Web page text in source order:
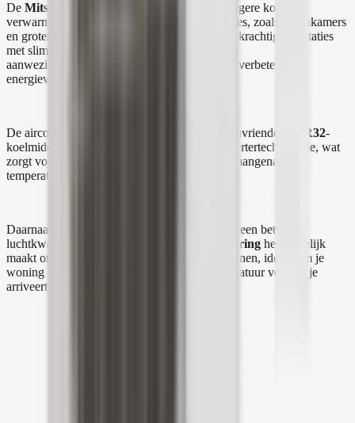
De Mitsubishi Electric
airco biedt een krachtigere koel- en
verwarmingsoplossing voor middelgrote ruimtes, zoals woonkamers
en grotere slaapkamers. Dit model combineert krachtige prestaties
met slimme functies zoals de
aanwezigheidsdetectie gebruikt om comfort te verbeteren en
energieverbruik te verlagen.
De airconditioner maakt gebruik van het milieuvriendelijke R32-
koelmiddel en beschikt over een efficiënte invertertechnologie, wat
zorgt voor lage energiekosten en een constant aangename
temperatuur.
Daarnaast zorgt de zelfreinigende functie voor een betere
luchtkwaliteit, terwijl de optionele
WiFi-besturing het mogelijk
maakt om de airconditioner op afstand te bedienen, ideaal om je
woning voor te bereiden op de perfecte temperatuur voordat je
arriveert.